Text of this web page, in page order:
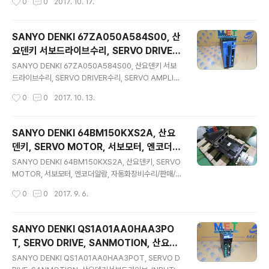
구매/수리 문의, 이제는 바로바로 문의 하자! ※궁금하면 무
장비 판매&수리 (주)엠이티 1초견적 #눈깜짝가격 #총알
적시스템 #부품다량보유 #유지보수 #수리끝판왕 #가격
이궁금해 #모든제조사수리가능 ※견적서 기다릴 필요 없
이, 수리가격(평균가) 바로바로 조회하자! [15년간의 수리
누적데이터를 바탕으로 평균수리가격을 알려드립니다.] ※
엇이든 모바일에서도 바로바로 전화 하자! [작동이 안될 경
0 0 2017. 10. 17.
SANYO DENKI 67ZA050A584S00, 산
요덴키 서보드라이브수리, SERVO DRIVER
수리, SERVO AMPLIFIER수리, 전원불량수
리, 출력불량수리, 구동불량수리, 품질보증1
년제공, 수리, REPAIR, 산업용 전자장비 판
매&수리 (주)..
SANYO DENKI 67ZA050A584S00, 산요덴키 서보
드라이브수리, SERVO DRIVER수리, SERVO AMPLIFI
보증1년제공, 수리, REPAIR, 산업용 전자장비 판매&수리
가격시스템 #수리선수 #1초눈깜짝견적시스템 #부품다량
보유 #유지보수 #수리끝판왕 #가격이궁금해 #모든제조
사수리가능 ※견적서 기다릴 필요 없이, 수리가격(평균가)
바로바로 조회하자! [15년간의 수리누적데이터를 바탕으
는 바로바로 문의 하자! ※궁금하면 무엇이든 모바일에서도
0 0 2017. 10. 13.
SANYO DENKI 64BM150KXS2A, 산요
덴키, SERVO MOTOR, 서보모터, 엔코더알
람, 자동화장비수리/판매/유지보수/예방정
비/오버홀/크리닝, 서보모터수리, REPAIR,
산업용전자장비 판매&수리_(주)엠이티_1초
SANYO DENKI 64BM150KXS2A, 산요덴키, SERVO
MOTOR, 서보모터, 엔코더알람, 자동화장비수리/판매/유
산업용전자장비 판매&수리_(주)엠이티_1초견적 #눈깜짝
초눈깜짝견적시스템 #부품다량보유 #유지보수 #수리끝
판왕 #가격이궁금해 #모든제조사수리가능 ※견적서 기다
릴 필요 없이, 수리가격(평균가) 바로바로 조회하자! [15년
0 0 2017. 9. 6.
SANYO DENKI QS1A01AA0HAA3PO
T, SERVO DRIVE, SANMOTION, 산요덴
키서보드라이브, INPUT:1PH 200-230V
SANYO DENKI QS1A01AA0HAA3POT, SERVO D